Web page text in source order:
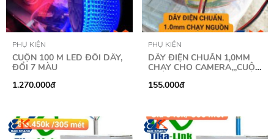
PHỤ KIỆN
CUỘN 100 M LED ĐÔI DÂY,
ĐỔI 7 MÀU
1.270.000đ
PHỤ KIỆN
DÂY ĐIỆN CHUẨN 1,0MM
CHẠY CHO CAMERA,,,CUỘN
155.000đ